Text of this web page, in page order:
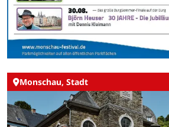
Monschau, Stadt